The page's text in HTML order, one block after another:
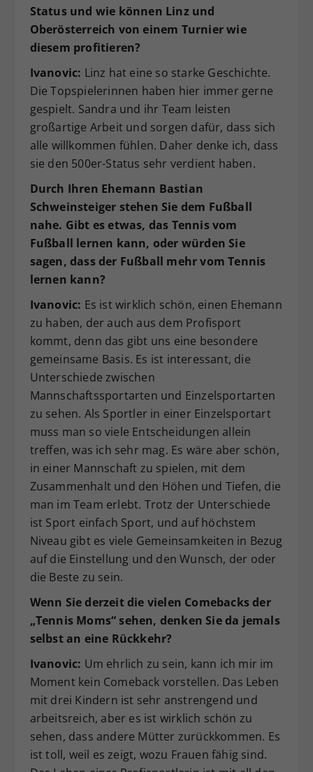
Status und wie können Linz und
Oberösterreich von einem Turnier wie
diesem profitieren?
Ivanovic: Linz hat eine so starke Geschichte.
Die Topspielerinnen haben hier immer gerne
gespielt. Sandra und ihr Team leisten
großartige Arbeit und sorgen dafür, dass sich
alle willkommen fühlen. Daher denke ich, dass
sie den 500er-Status sehr verdient haben.
Durch Ihren Ehemann Bastian
Schweinsteiger stehen Sie dem Fußball
nahe. Gibt es etwas, das Tennis vom
Fußball lernen kann, oder würden Sie
sagen, dass der Fußball mehr vom Tennis
lernen kann?
Ivanovic: Es ist wirklich schön, einen Ehemann
zu haben, der auch aus dem Profisport
kommt, denn das gibt uns eine besondere
gemeinsame Basis. Es ist interessant, die
Unterschiede zwischen
Mannschaftssportarten und Einzelsportarten
zu sehen. Als Sportler in einer Einzelsportart
muss man so viele Entscheidungen allein
treffen, was ich sehr mag. Es wäre aber schön,
in einer Mannschaft zu spielen, mit dem
Zusammenhalt und den Höhen und Tiefen, die
man im Team erlebt. Trotz der Unterschiede
ist Sport einfach Sport, und auf höchstem
Niveau gibt es viele Gemeinsamkeiten in Bezug
auf die Einstellung und den Wunsch, der oder
die Beste zu sein.
Wenn Sie derzeit die vielen Comebacks der
„Tennis Moms“ sehen, denken Sie da jemals
selbst an eine Rückkehr?
Ivanovic: Um ehrlich zu sein, kann ich mir im
Moment kein Comeback vorstellen. Das Leben
mit drei Kindern ist sehr anstrengend und
arbeitsreich, aber es ist wirklich schön zu
sehen, dass andere Mütter zurückkommen. Es
ist toll, weil es zeigt, wozu Frauen fähig sind.